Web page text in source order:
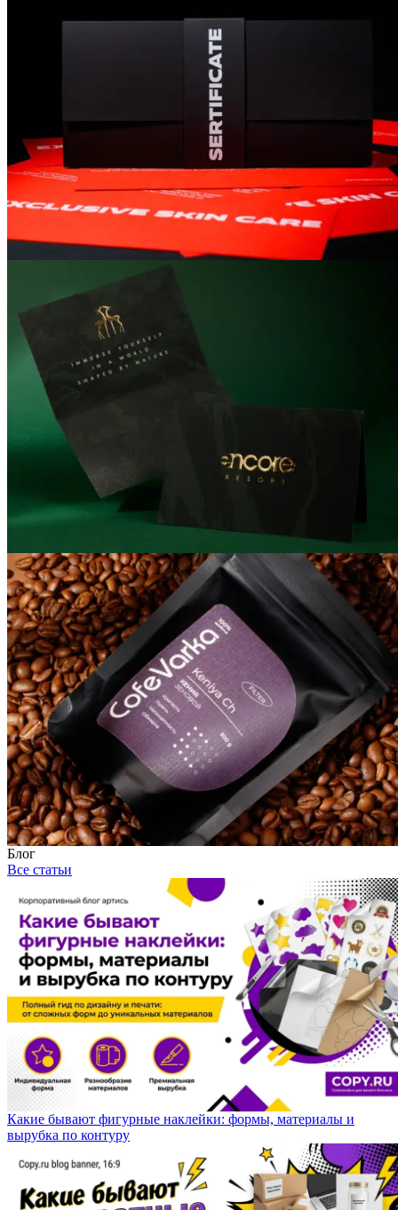
Блог
Все статьи
Какие бывают фигурные наклейки: формы, материалы и
вырубка по контуру